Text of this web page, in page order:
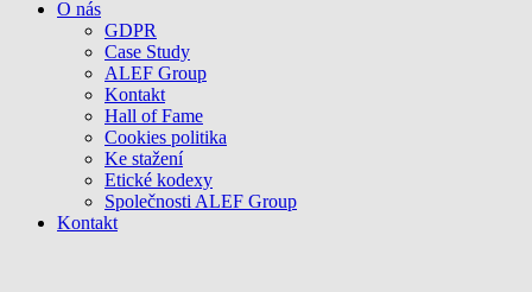
O nás
GDPR
Case Study
ALEF Group
Kontakt
Hall of Fame
Cookies politika
Ke stažení
Etické kodexy
Společnosti ALEF Group
Kontakt